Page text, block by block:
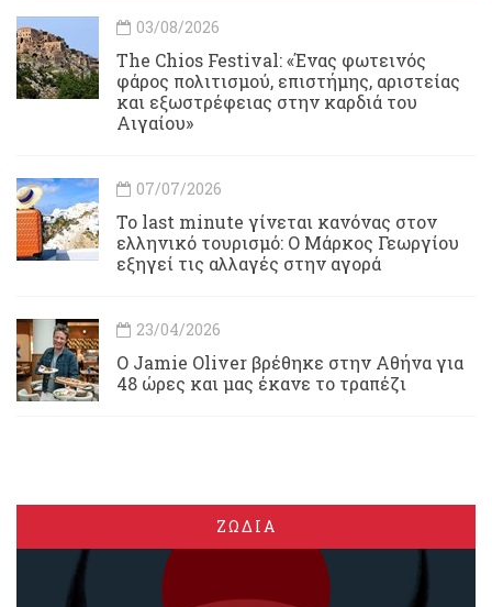
03/08/2026
Τhe Chios Festival: «Ένας φωτεινός
φάρος πολιτισμού, επιστήμης, αριστείας
και εξωστρέφειας στην καρδιά του
Αιγαίου»
07/07/2026
Το last minute γίνεται κανόνας στον
ελληνικό τουρισμό: Ο Μάρκος Γεωργίου
εξηγεί τις αλλαγές στην αγορά
23/04/2026
Ο Jamie Oliver βρέθηκε στην Αθήνα για
48 ώρες και μας έκανε το τραπέζι
ΖΩΔΙΑ